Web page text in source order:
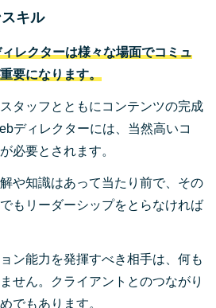
キル
レクターは様々な場面でコミュ
要になります。
タッフとともにコンテンツの完成
ディレクターには、当然高いコ
必要とされます。
や知識はあって当たり前で、その
もリーダーシップをとらなければ
ン能力を発揮すべき相手は、何も
せん。クライアントとのつながり
でもあります。